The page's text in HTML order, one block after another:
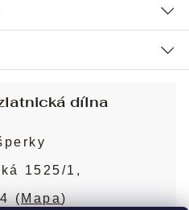
dílna
1525/1,
(Mapa)